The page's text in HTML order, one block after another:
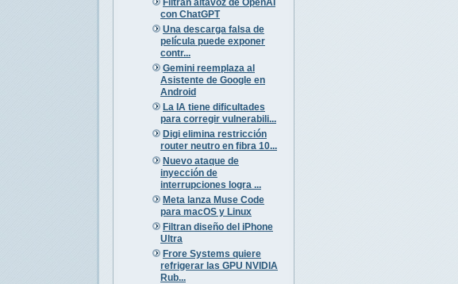
con ChatGPT
Una descarga falsa de
película puede exponer
contr...
Gemini reemplaza al
Asistente de Google en
Android
La IA tiene dificultades
para corregir vulnerabili...
Digi elimina restricción
router neutro en fibra 10...
Nuevo ataque de
inyección de
interrupciones logra ...
Meta lanza Muse Code
para macOS y Linux
Filtran diseño del iPhone
Ultra
Frore Systems quiere
refrigerar las GPU NVIDIA
Rub...